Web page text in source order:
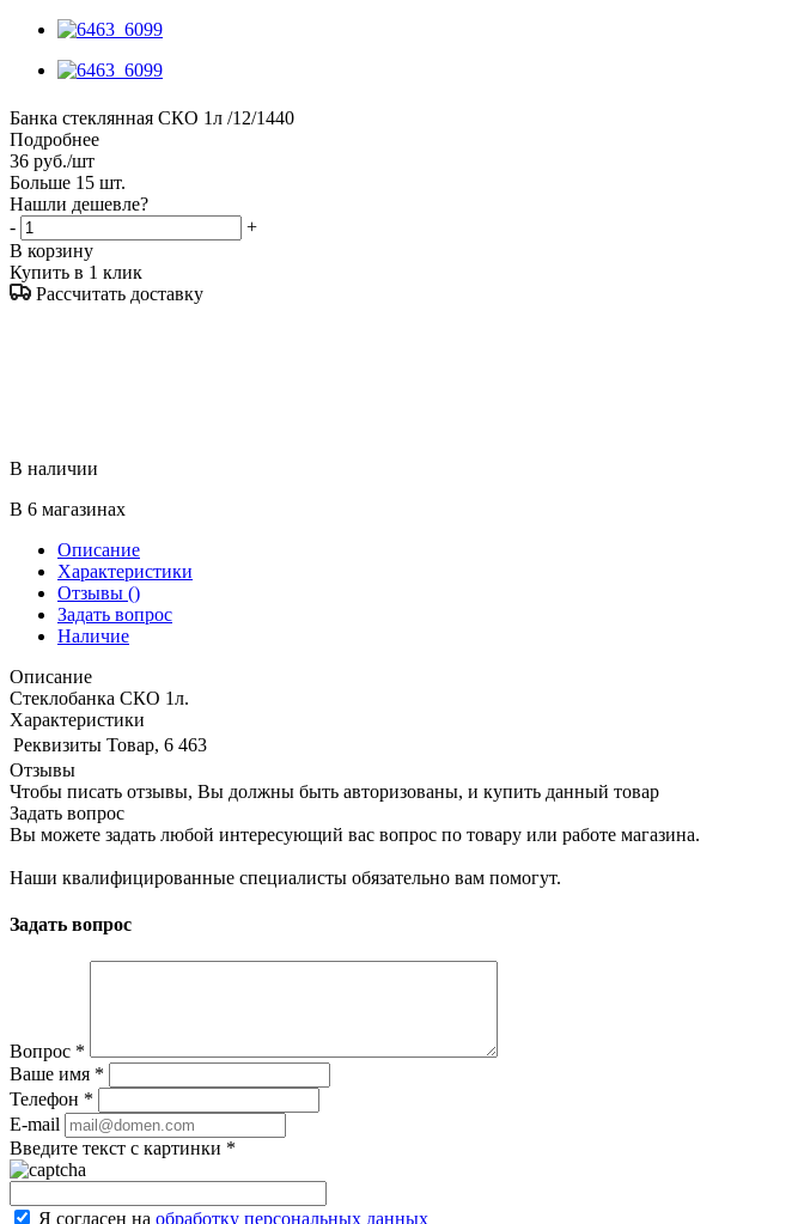
Банка стеклянная СКО 1л /12/1440
Подробнее
36 руб./шт
Больше 15 шт.
Нашли дешевле?
-
+
В корзину
Купить в 1 клик
Рассчитать доставку
В наличии
В 6 магазинах
Описание
Характеристики
Отзывы ()
Задать вопрос
Наличие
Описание
Стеклобанка СКО 1л.
Характеристики
Реквизиты Товар, 6 463
Отзывы
Чтобы писать отзывы, Вы должны быть авторизованы, и купить данный товар
Задать вопрос
Вы можете задать любой интересующий вас вопрос по товару или работе магазина.
Наши квалифицированные специалисты обязательно вам помогут.
Задать вопрос
Вопрос *
Ваше имя *
Телефон *
E-mail
Введите текст с картинки *
Я согласен на обработку персональных данных